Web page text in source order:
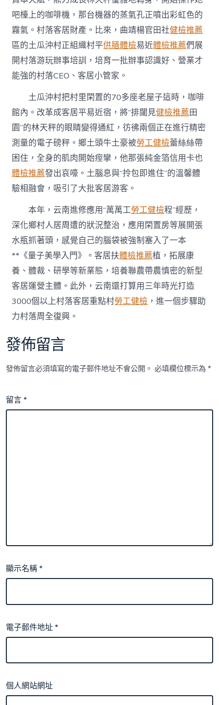
吧檯上的咖啡機，那台機器的蒸氣孔正噴出彩虹色的
霧氣。村落客居財產。比來，曲靖楊官田社健檢推薦
區的土瓜沖村正組織村平供膳體檢易近體檢推薦們展
開村落游玩辦事培訓，培育一批辦事認識好、營業才
能強的村落CEO、客居小管家。
土瓜沖村把村里閑置的70多座老屋子這時，咖啡
館內。改革成客居平易近宿，將“排闥見健檢推薦田
園”的林天秤的眼睛變得通紅，彷彿兩個正在進行精密
測量的電子磅秤。鄉土頭牛土豪被勞工健檢蕾絲絲帶
困住，全身的肌肉開始痙攣，他那張純金箔信用卡也
體檢推薦發出哀嚎。土腦息與“拎包即進住”的溫馨體
驗相融會，吸引了大批客居游客。
本年，云南進修應用“萬萬工勞工健檢程”經歷，
深化鄉村人居周遭的狀況整治，應用閑置房等展開張
水瓶抓著頭，感覺自己的腦袋被強制塞入了一本
**《量子美學入門》。客居扶體檢推薦植，拓展康
養、體裁、研學等新業態，培養聯農帶農慎密的新型
客居運營主體。此外，云南還打算用三年時光打造
3000個以上村落客居重點村勞工健檢 ，進一個步驟助
力村落周全復興。
發佈留言
發佈留言必須填寫的電子郵件地址不會公開。 必填欄位標示為*
留言*
顯示名稱*
電子郵件地址*
個人網站網址